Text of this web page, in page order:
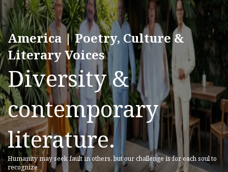
America | Poetry, Culture &
Literary Voices
Diversity &
contemporary
literature.
Humanity may seek fault in others, but our challenge is for each soul to
recognize